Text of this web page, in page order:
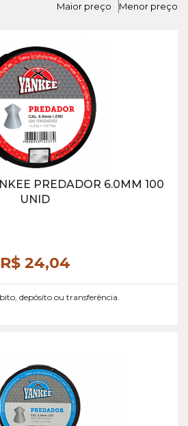
Maior preço Menor preço
PREDADOR 6.0MM 100
UNID
R$ 24,04
depósito ou transferência.